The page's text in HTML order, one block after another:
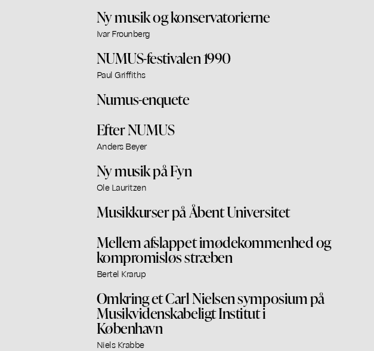
Ny musik og konservatorierne
Ivar Frounberg
NUMUS-festivalen 1990
Paul Griffiths
Numus-enquete
Efter NUMUS
Anders Beyer
Ny musik på Fyn
Ole Lauritzen
Musikkurser på Åbent Universitet
Mellem afslappet imødekommenhed og
kompromisløs stræben
Bertel Krarup
Omkring et Carl Nielsen symposium på
Musikvidenskabeligt Institut i
København
Niels Krabbe